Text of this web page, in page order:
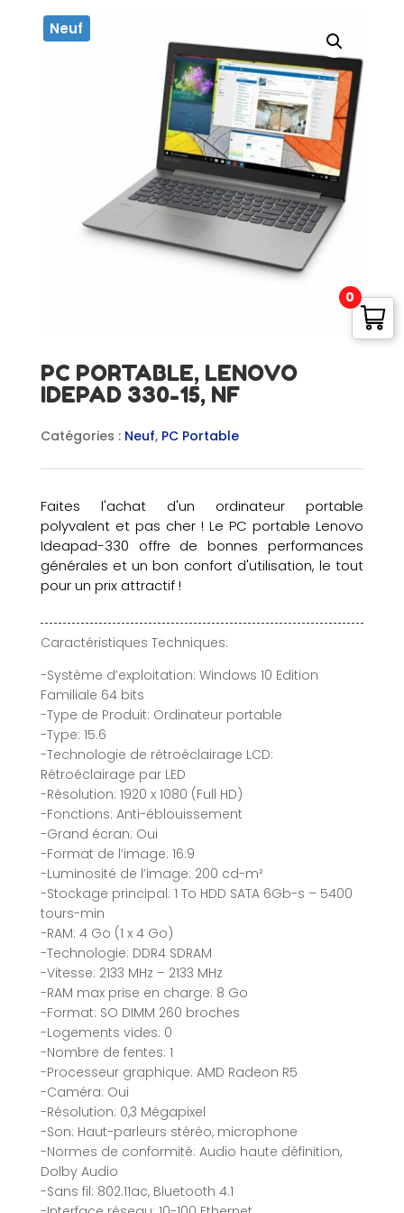
Neuf
PC PORTABLE, LENOVO
IDEPAD 330-15, NF
Catégories : Neuf, PC Portable
Faites l'achat d'un ordinateur portable
polyvalent et pas cher ! Le PC portable Lenovo
Ideapad-330 offre de bonnes performances
générales et un bon confort d'utilisation, le tout
pour un prix attractif !
Caractéristiques Techniques:
-Système d’exploitation: Windows 10 Edition
Familiale 64 bits
-Type de Produit: Ordinateur portable
-Type: 15.6
-Technologie de rétroéclairage LCD:
Rétroéclairage par LED
-Résolution: 1920 x 1080 (Full HD)
-Fonctions: Anti-éblouissement
-Grand écran: Oui
-Format de l’image: 16:9
-Luminosité de l’image: 200 cd-m²
-Stockage principal: 1 To HDD SATA 6Gb-s – 5400
tours-min
-RAM: 4 Go (1 x 4 Go)
-Technologie: DDR4 SDRAM
-Vitesse: 2133 MHz – 2133 MHz
-RAM max prise en charge: 8 Go
-Format: SO DIMM 260 broches
-Logements vides: 0
-Nombre de fentes: 1
-Processeur graphique: AMD Radeon R5
-Caméra: Oui
-Résolution: 0,3 Mégapixel
-Son: Haut-parleurs stéréo, microphone
-Normes de conformité: Audio haute définition,
Dolby Audio
-Sans fil: 802.11ac, Bluetooth 4.1
0